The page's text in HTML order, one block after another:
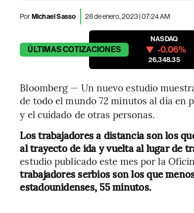
PorMichael Sasso 28 de enero, 2023 | 07:24 AM
ÚLTIMASCOTIZACIONES
NASDAQ
-0.06%
26,348.35
Bloomberg — Un nuevo estudio
de todo el mundo 72 minutos al día en
y el cuidado de otras personas.
Los trabajadores a distancia son los
al trayecto de ida y vuelta al lugar de
estudio publicado este mes por la
trabajadores serbios son los que
estadounidenses, 55 minutos.